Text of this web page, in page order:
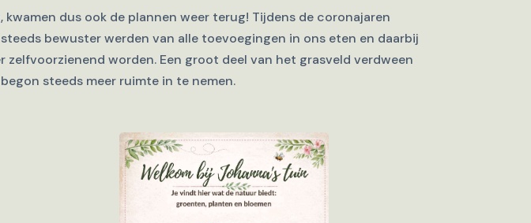
kwamen dus ook de plannen weer terug! Tijdens de coronajaren
bewuster werden van alle toevoegingen in ons eten en daarbij
zelfvoorzienend worden. Een groot deel van het grasveld verdween
steeds meer ruimte in te nemen.